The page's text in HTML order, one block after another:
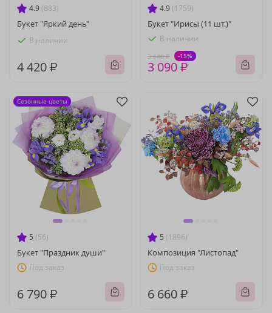
4.9 (883)
Букет "Яркий день"
В наличии
4 420 ₽
4.9 (1759)
Букет "Ирисы (11 шт.)"
В наличии
3 640 ₽ -15%
3 090 ₽
5 (56)
Букет "Праздник души"
Под заказ
6 790 ₽
Сезонные цветы
5 (1896)
Композиция "Листопад"
Под заказ
6 660 ₽